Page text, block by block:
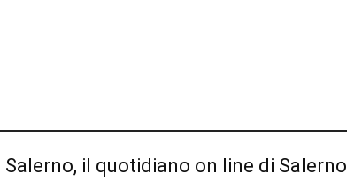
il quotidiano on line di Salerno